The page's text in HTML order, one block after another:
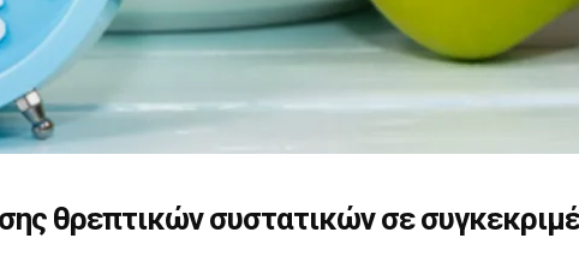
θρεπτικών συστατικών σε